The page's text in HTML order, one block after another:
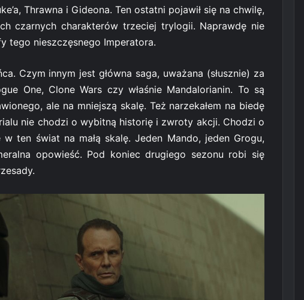
Thrawna i Gideona. Ten ostatni pojawił się na chwilę,
czarnych charakterów trzeciej trylogii. Naprawdę nie
tego nieszczęsnego Imperatora.
Czym innym jest główna saga, uważana (słusznie) za
One, Clone Wars czy właśnie Mandalorianin. To są
ale na mniejszą skalę. Też narzekałem na biedę
nie chodzi o wybitną historię i zwroty akcji. Chodzi o
ten świat na małą skalę. Jeden Mando, jeden Grogu,
opowieść. Pod koniec drugiego sezonu robi się